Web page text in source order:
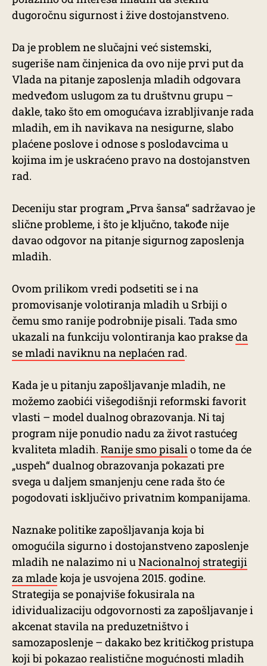
dugoročnu sigurnost i žive dostojanstveno.
Da je problem ne slučajni već sistemski,
sugeriše nam činjenica da ovo nije prvi put da
Vlada na pitanje zaposlenja mladih odgovara
medveđom uslugom za tu društvnu grupu –
dakle, tako što em omogućava izrabljivanje rada
mladih, em ih navikava na nesigurne, slabo
plaćene poslove i odnose s poslodavcima u
kojima im je uskraćeno pravo na dostojanstven
rad.
Deceniju star program „Prva šansa“ sadržavao je
slične probleme, i što je ključno, takođe nije
davao odgovor na pitanje sigurnog zaposlenja
mladih.
Ovom prilikom vredi podsetiti se i na
promovisanje volotiranja mladih u Srbiji o
čemu smo ranije podrobnije pisali. Tada smo
ukazali na funkciju volontiranja kao prakseda
se mladi naviknu na neplaćen rad.
Kada je u pitanju zapošljavanje mladih, ne
možemo zaobići višegodišnji reformski favorit
vlasti – model dualnog obrazovanja. Ni taj
program nije ponudio nadu za život rastućeg
kvaliteta mladih. Ranije smo pisali o tome da će
„uspeh“ dualnog obrazovanja pokazati pre
svega u daljem smanjenju cene rada što će
pogodovati isključivo privatnim kompanijama.
Naznake politike zapošljavanja koja bi
omogućila sigurno i dostojanstveno zaposlenje
mladih ne nalazimo ni u Nacionalnoj strategiji
za mladekoja je usvojena 2015. godine.
Strategija se ponajviše fokusirala na
idividualizaciju odgovornosti za zapošljavanje i
akcenat stavila na preduzetništvo i
samozaposlenje – dakako bez kritičkog pristupa
koji bi pokazao realistične mogućnosti mladih